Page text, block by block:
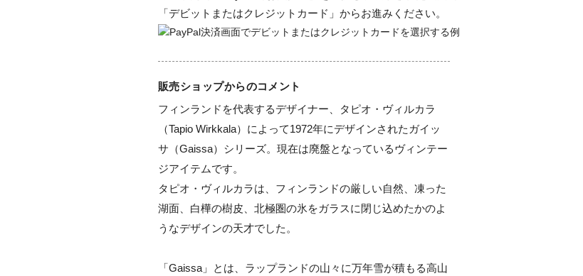
「デビットまたはクレジットカード」からお進みください。
販売ショップからのコメント
フィンランドを代表するデザイナー、タピオ・ヴィルカラ
（Tapio Wirkkala）によって1972年にデザインされたガイッ
サ（Gaissa）シリーズ。現在は廃盤となっているヴィンテー
ジアイテムです。
タピオ・ヴィルカラは、フィンランドの厳しい自然、凍った
湖面、白樺の樹皮、北極圏の氷をガラスに閉じ込めたかのよ
うなデザインの天才でした。
「Gaissa」とは、ラップランドの山々に万年雪が積もる高山